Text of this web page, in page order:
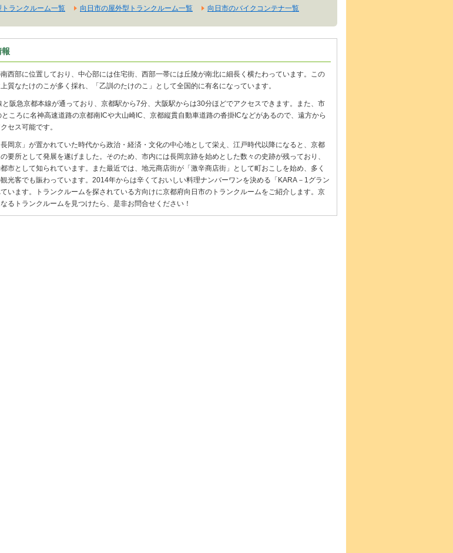
ランクルーム一覧 向日市の屋外型トランクルーム一覧 向日市のバイクコンテナ一覧
西部に位置しており、中心部には住宅街、西部一帯には丘陵が南北に細長く横たわっています。この
質なたけのこが多く採れ、「乙訓のたけのこ」として全国的に有名になっています。
阪急京都本線が通っており、京都駅から7分、大阪駅からは30分ほどでアクセスできます。また、市
ころに名神高速道路の京都南ICや大山崎IC、京都縦貫自動車道路の沓掛ICなどがあるので、遠方から
セス可能です。
岡京」が置かれていた時代から政治・経済・文化の中心地として栄え、江戸時代以降になると、京都
要所として発展を遂げました。そのため、市内には長岡京跡を始めとした数々の史跡が残っており、
市として知られています。また最近では、地元商店街が「激辛商店街」として町おこしを始め、多く
光客でも賑わっています。2014年からは辛くておいしい料理ナンバーワンを決める「KARA－1グラン
います。トランクルームを探されている方向けに京都府向日市のトランクルームをご紹介します。京
るトランクルームを見つけたら、是非お問合せください！